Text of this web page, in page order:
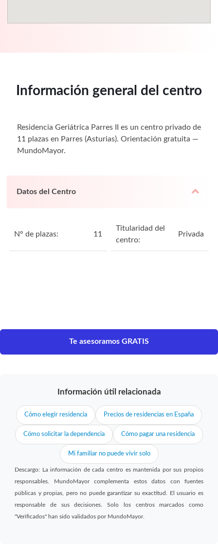
Información general del centro
Residencia Geriátrica Parres II es un centro privado de
11 plazas en Parres (Asturias). Orientación gratuita —
MundoMayor.
Datos del Centro
N° de plazas: 11
Titularidad del
centro:
Privada
Te asesoramos GRATIS
Información útil relacionada
Cómo elegir residencia Precios de residencias en España
Cómo solicitar la dependencia Cómo pagar una residencia
Mi familiar no puede vivir solo
Descargo: La información de cada centro es mantenida por sus propios
responsables. MundoMayor complementa estos datos con fuentes
públicas y propias, pero no puede garantizar su exactitud. El usuario es
responsable de sus decisiones. Solo los centros marcados como
"Verificados" han sido validados por MundoMayor.